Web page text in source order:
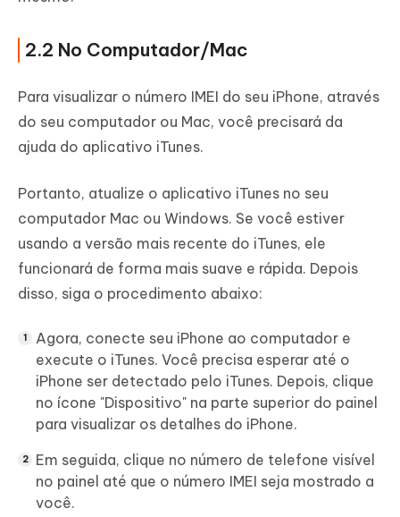
2.2 No Computador/Mac
Para visualizar o número IMEI do seu iPhone, através
do seu computador ou Mac, você precisará da
ajuda do aplicativo iTunes.
Portanto, atualize o aplicativo iTunes no seu
computador Mac ou Windows. Se você estiver
usando a versão mais recente do iTunes, ele
funcionará de forma mais suave e rápida. Depois
disso, siga o procedimento abaixo:
Agora, conecte seu iPhone ao computador e
execute o iTunes. Você precisa esperar até o
iPhone ser detectado pelo iTunes. Depois, clique
no ícone "Dispositivo" na parte superior do painel
para visualizar os detalhes do iPhone.
Em seguida, clique no número de telefone visível
no painel até que o número IMEI seja mostrado a
você.